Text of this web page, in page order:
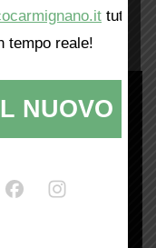
tutti i
tempo reale!
NUOVO